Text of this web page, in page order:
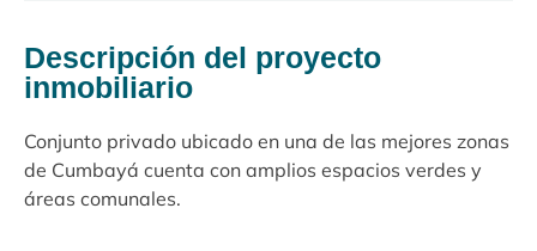
Descripción del proyecto
inmobiliario
Conjunto privado ubicado en una de las mejores zonas
de Cumbayá cuenta con amplios espacios verdes y
áreas comunales.